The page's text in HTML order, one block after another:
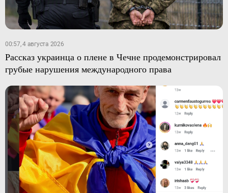
00:57, 4 августа 2026
Рассказ украинца о плене в Чечне продемонстрировал
грубые нарушения международного права